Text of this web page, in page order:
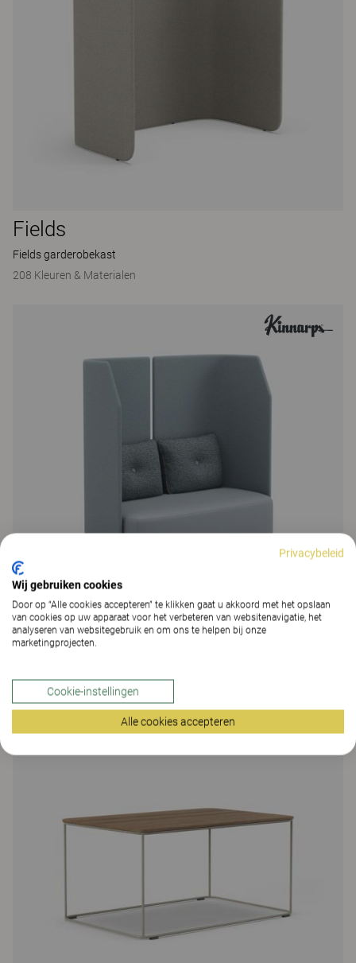
Fields
Fields garderobekast
208 Kleuren & Materialen
Fields
204 Kleuren & Materialen|38 Varianten
Privacybeleid
Wij gebruiken cookies
Door op “Alle cookies accepteren” te klikken gaat u akkoord met het opslaan
van cookies op uw apparaat voor het verbeteren van websitenavigatie, het
analyseren van websitegebruik en om ons te helpen bij onze
marketingprojecten.
Cookie-instellingen
Alle cookies accepteren